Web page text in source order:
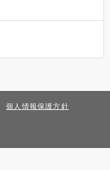
個人情報保護方針